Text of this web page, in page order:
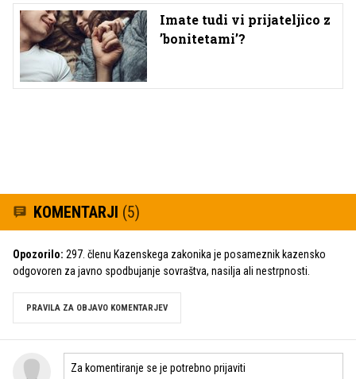
Imate tudi vi prijateljico z
’bonitetami’?
KOMENTARJI (5)
Opozorilo: 297. členu Kazenskega zakonika je posameznik kazensko
odgovoren za javno spodbujanje sovraštva, nasilja ali nestrpnosti.
PRAVILA ZA OBJAVO KOMENTARJEV